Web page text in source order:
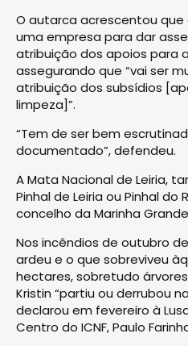
O autarca acrescentou
uma empresa para dar
atribuição dos apoios para
assegurando que “vai ser
atribuição dos subsídios
limpeza]”.
“Tem de ser bem
documentado”, defendeu.
A Mata Nacional de Leiria,
Pinhal de Leiria ou Pinhal
concelho da Marinha
Nos incêndios de outubro
ardeu e o que sobreviveu
hectares, sobretudo
Kristin “partiu ou derrubou
declarou em fevereiro à
Centro do ICNF, Paulo